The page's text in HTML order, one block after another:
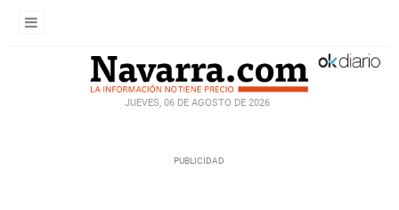
JUEVES, 06 DE AGOSTO DE 2026